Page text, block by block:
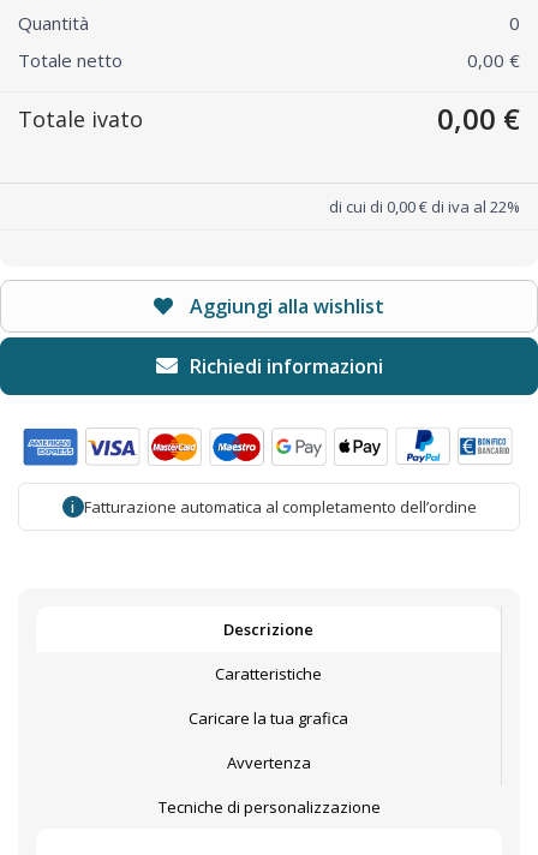
Quantità
0
Totale netto
0,00 €
Totale ivato 0,00 €
di cui di 0,00 € di iva al 22%
Aggiungi alla wishlist
i Fatturazione automatica al completamento dell’ordine
Descrizione
Caratteristiche
Caricare la tua grafica
Avvertenza
Tecniche di personalizzazione